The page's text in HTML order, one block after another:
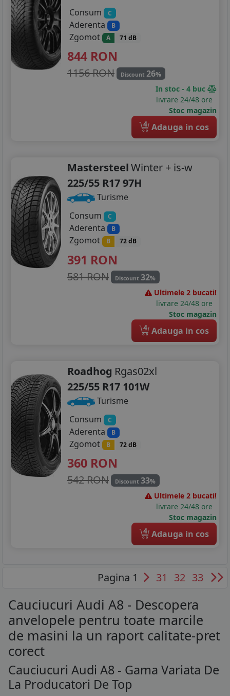
Consum
C
Aderenta B
Zgomot A 71 dB
844 RON
1156 RON Discount 26%
In stoc - 4 buc
livrare 24/48 ore
Stoc magazin
4 Adauga in cos
MastersteelWinter + is-w
225/55 R17 97H
Turisme
Consum
C
Aderenta B
Zgomot B 72 dB
391 RON
581 RON Discount 32%
Ultimele 2 bucati!
livrare 24/48 ore
Stoc magazin
4 Adauga in cos
Roadhog Rgas02xl
225/55 R17 101W
Turisme
Consum
C
Aderenta B
Zgomot B 72 dB
360 RON
542 RON Discount 33%
Ultimele 2 bucati!
livrare 24/48 ore
Stoc magazin
4 Adauga in cos
Pagina 1 31 32 33
Cauciucuri Audi A8 - Descopera
anvelopele pentru toate marcile
de masini la un raport calitate-pret
corect
Cauciucuri Audi A8 - Gama Variata De
La Producatori De Top